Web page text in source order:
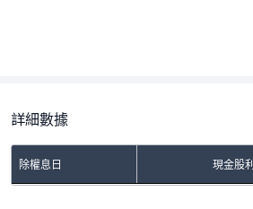
詳細數據
除權息日 現金股利